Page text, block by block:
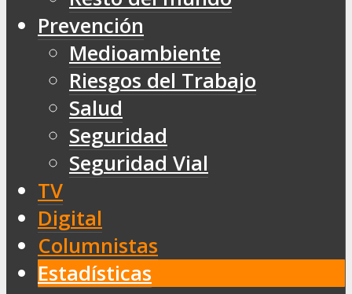
Prevención
Medioambiente
Riesgos del Trabajo
Salud
Seguridad
Seguridad Vial
TV
Digital
Columnistas
Estadísticas